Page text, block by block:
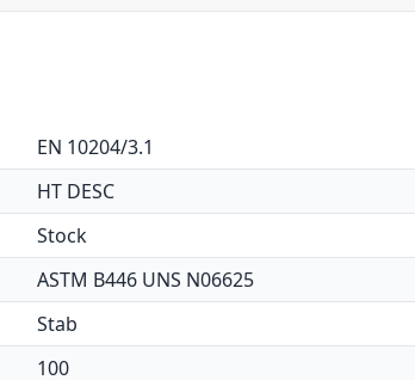
EN 10204/3.1
HT DESC
Stock
ASTM B446 UNS N06625
Stab
100